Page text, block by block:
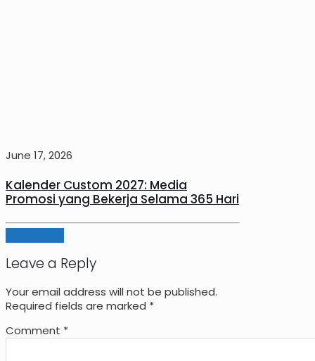
June 17, 2026
Kalender Custom 2027: Media
Promosi yang Bekerja Selama 365 Hari
Leave a Reply
Your email address will not be published.
Required fields are marked *
Comment *